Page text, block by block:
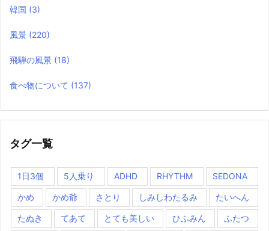
韓国 (3)
風景 (220)
飛騨の風景 (18)
食べ物について (137)
タグ一覧
1日3個 5人乗り ADHD RHYTHM SEDONA
かめ かめ爺 さとり しみしわたるみ たいへん
たぬき てあて とても美しい ひふみん ふたつ